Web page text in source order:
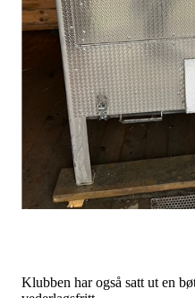
Klubben har også satt ut en